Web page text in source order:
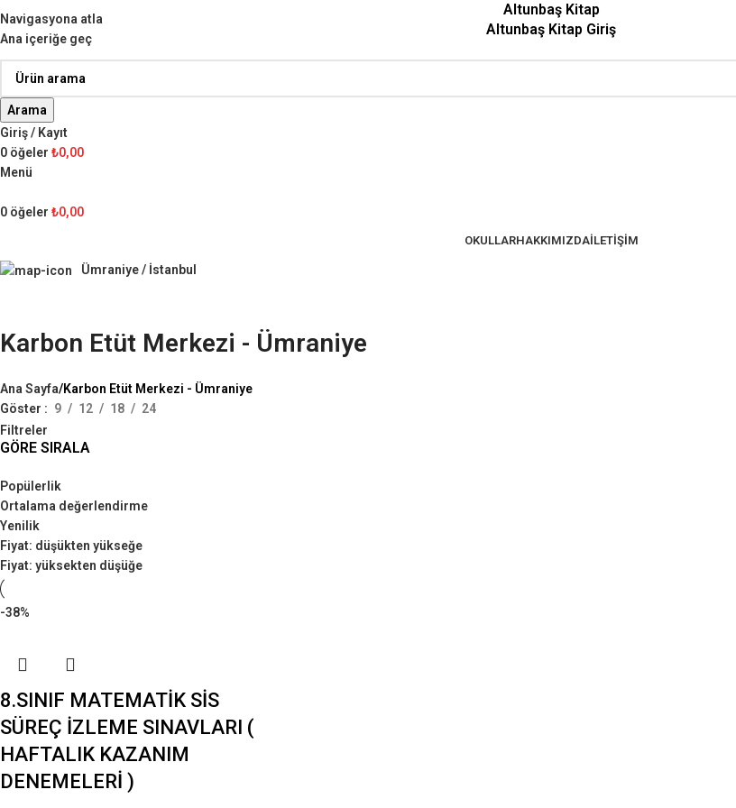
Navigasyona atla
Ana içeriğe geç
Altunbaş Kitap
Altunbaş Kitap Giriş
Arama
Giriş / Kayıt
0 öğeler ₺0,00
Menü
0 öğeler ₺0,00
OKULLARHAKKIMIZDAİLETIŞIM
Ümraniye / İstanbul
Karbon Etüt Merkezi - Ümraniye
Ana Sayfa Karbon Etüt Merkezi - Ümraniye
Göster
9 12 18
24
Filtreler
GÖRE SIRALA
Popülerlik
Ortalama değerlendirme
Yenilik
Fiyat: düşükten yükseğe
Fiyat: yüksekten düşüğe
-38%
8.SINIF MATEMATİK SİS
SÜREÇ İZLEME SINAVLARI (
HAFTALIK KAZANIM
DENEMELERİ )